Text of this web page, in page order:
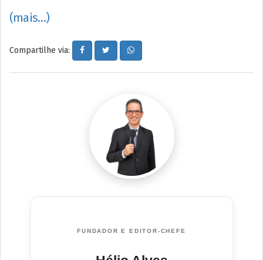
(mais…)
Compartilhe via:
FUNDADOR E EDITOR-CHEFE